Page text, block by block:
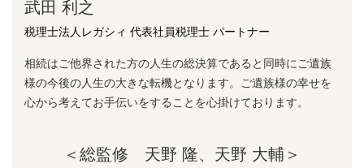
武田 利之
税理士法人レガシィ 代表社員税理士 パートナー
相続はご他界された方の人生の総決算であると同時にご遺族
様の今後の人生の大きな転機となります。ご遺族様の幸せを
心から考えてお手伝いをすることを心掛けております。
＜総監修 天野 隆、天野 大輔＞